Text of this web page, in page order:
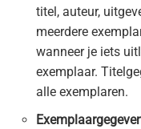
titel, auteur,
meerdere
wanneer je iets
exemplaar.
alle exemplaren.